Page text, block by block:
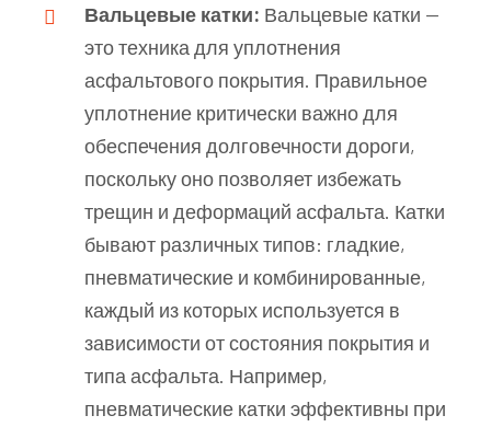
Вальцевые катки: Вальцевые катки —
это техника для уплотнения
асфальтового покрытия. Правильное
уплотнение критически важно для
обеспечения долговечности дороги,
поскольку оно позволяет избежать
трещин и деформаций асфальта. Катки
бывают различных типов: гладкие,
пневматические и комбинированные,
каждый из которых используется в
зависимости от состояния покрытия и
типа асфальта. Например,
пневматические катки эффективны при